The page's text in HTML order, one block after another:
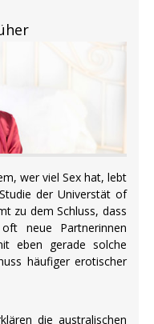
wer viel Sex hat, lebt
der Universtät of
zu dem Schluss, dass
neue Partnerinnen
eben gerade solche
häufiger erotischer
die australischen